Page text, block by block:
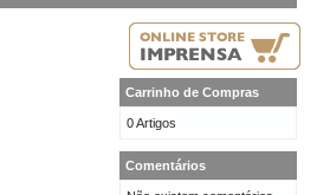
Carrinho de Compras
0 Artigos
Comentários